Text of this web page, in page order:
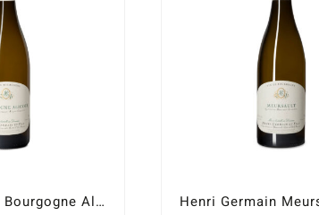
Henri Germain Bourgogne Aligoté 2022